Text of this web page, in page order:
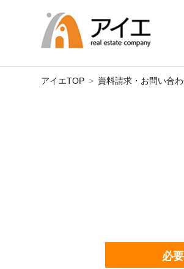
アイエTOP 資料請求・お問い合
必